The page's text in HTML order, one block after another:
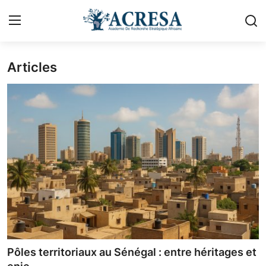
Se connecter
Accueil
Contact
A propos d'Acresa
Géopolitique
Politique & Gouvernance
Urbanisme
Articles
Pôles territoriaux au Sénégal : entre héritages et